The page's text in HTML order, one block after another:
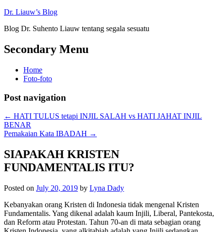
Dr. Liauw’s Blog
Blog Dr. Suhento Liauw tentang segala sesuatu
Secondary Menu
Home
Foto-foto
Post navigation
← HATI TULUS tetapi INJIL SALAH vs HATI JAHAT INJIL
BENAR
Pemakaian Kata IBADAH →
SIAPAKAH KRISTEN
FUNDAMENTALIS ITU?
Posted on July 20, 2019 by Lyna Dady
Kebanyakan orang Kristen di Indonesia tidak mengenal Kristen
Fundamentalis. Yang dikenal adalah kaum Injili, Liberal, Pantekosta,
dan Reform atau Protestan. Tahun 70-an di mata sebagian orang